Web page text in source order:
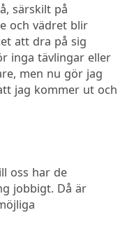
särskilt på
och vädret blir
att dra på sig
inga tävlingar eller
men nu gör jag
jag kommer ut och
oss har de
jobbigt. Då är